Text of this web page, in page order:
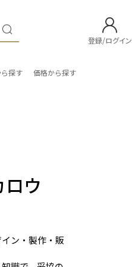
登録/ログイン
探す 価格から探す
ウ
ン・製作・販